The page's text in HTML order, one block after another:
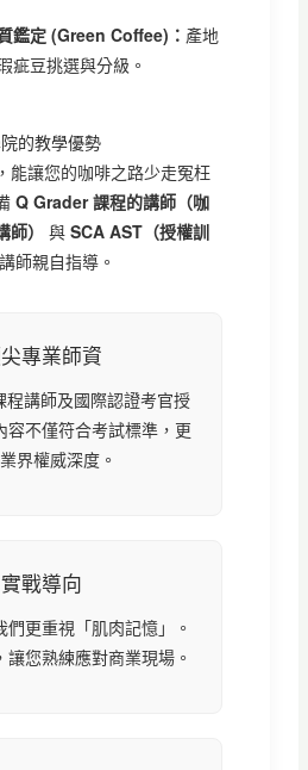
鑑定 (Green Coffee)： 產地
疵豆挑選與分級。
的教學優勢
能讓您的咖啡之路少走冤枉
Q Grader 課程的講師（咖
）
與 SCA AST（授權訓
師親自指導。
專業師資
程講師及國際認證考官授
容不僅符合考試標準，更
界權威深度。
實戰導向
更重視「肌肉記憶」。
您熟練應對商業現場。